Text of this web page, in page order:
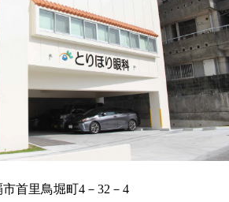
首里鳥堀町4－32－4